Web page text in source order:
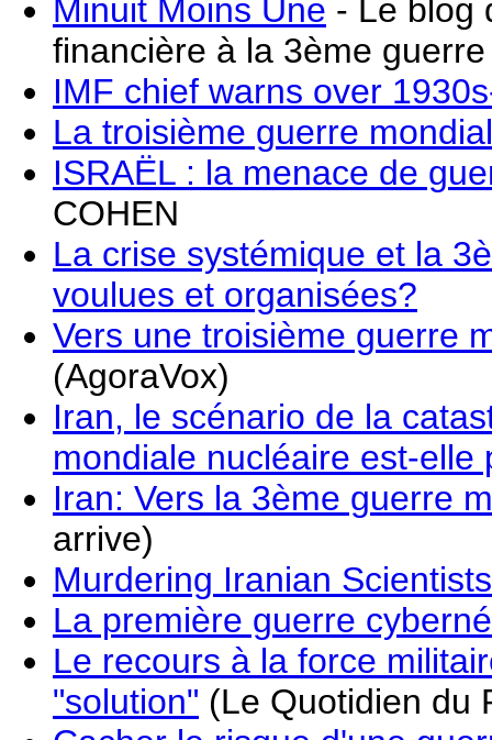
Minuit Moins Une - Le blog
financière à la 3ème
IMF chief warns over
La troisième guerre
ISRAËL : la menace de
COHEN
La crise systémique et la
voulues et organisées?
Vers une troisième guerre
(AgoraVox)
Iran, le scénario de la
mondiale nucléaire est-
Iran: Vers la 3ème guerre
arrive)
Murdering Iranian Scientists
La première guerre
Le recours à la force
"solution" (Le Quotidien du